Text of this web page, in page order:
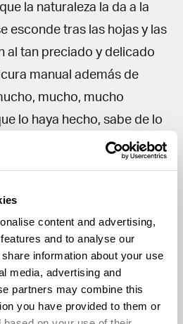
content and advertising,
and to analyse our
information about your use
media, advertising and
partners may combine this
you have provided to them or
la naturaleza la da a la
esconde tras las hojas y las
al tan preciado y delicado
manual además de
mucho, mucho
lo haya hecho, sabe de lo
para cantidades
dedicada a la